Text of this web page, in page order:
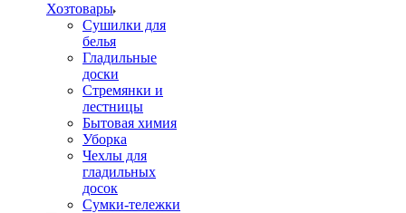
Хозтовары
Сушилки для
белья
Гладильные
доски
Стремянки и
лестницы
Бытовая химия
Уборка
Чехлы для
гладильных
досок
Сумки-тележки